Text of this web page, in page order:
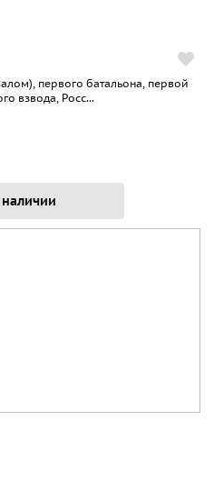
первого батальона, первой
взвода, Росс...
наличии